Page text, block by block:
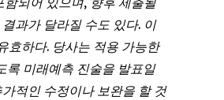
과가 달라질 수도 있다. 이
효하다. 당사는 적용 가능한
미래예측 진술을 발표일
적인 수정이나 보완을 할 것